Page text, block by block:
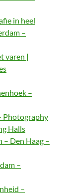
in heel
–
varen |
–
Photography
Halls
Den Haag –
–
–